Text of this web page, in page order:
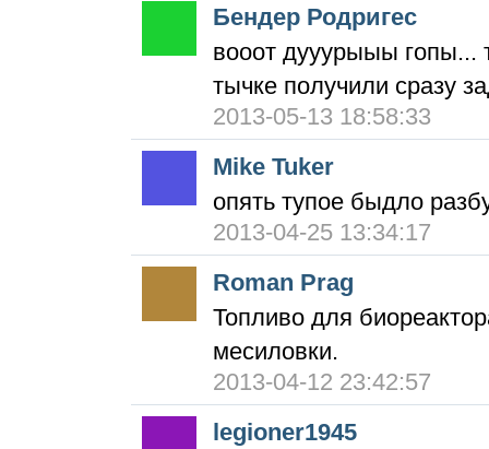
Бендер Родригес
вооот дууурыыы гопы...
тычке получили сразу
2013-05-13 18:58:33
Mike Tuker
опять тупое быдло
2013-04-25 13:34:17
Roman Prag
Топливо для
месиловки.
2013-04-12 23:42:57
legioner1945